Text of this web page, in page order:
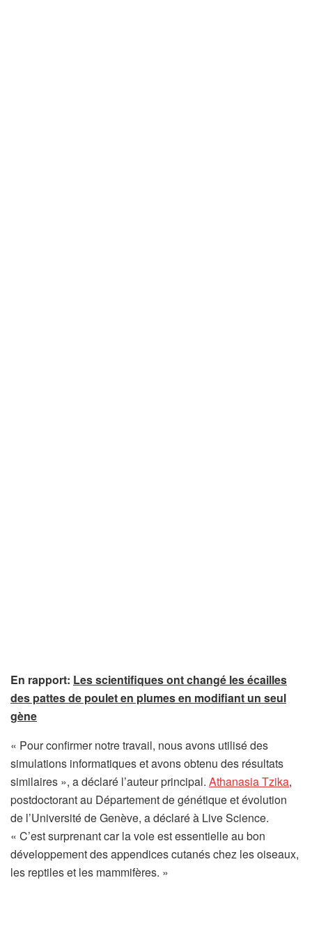
En rapport: Les scientifiques ont changé les écailles
des pattes de poulet en plumes en modifiant un seul
gène
« Pour confirmer notre travail, nous avons utilisé des
simulations informatiques et avons obtenu des résultats
similaires », a déclaré l’auteur principal. Athanasia Tzika,
postdoctorant au Département de génétique et évolution
de l’Université de Genève, a déclaré à Live Science.
« C’est surprenant car la voie est essentielle au bon
développement des appendices cutanés chez les oiseaux,
les reptiles et les mammifères. »